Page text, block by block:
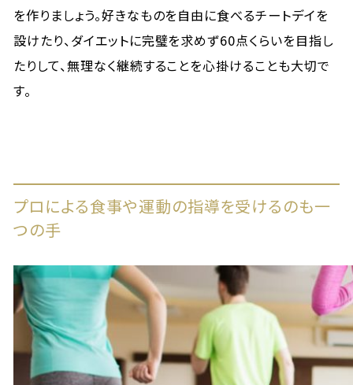
を作りましょう。好きなものを自由に食べるチートデイを
設けたり、ダイエットに完璧を求めず60点くらいを目指し
たりして、無理なく継続することを心掛けることも大切で
す。
プロによる食事や運動の指導を受けるのも一
つの手